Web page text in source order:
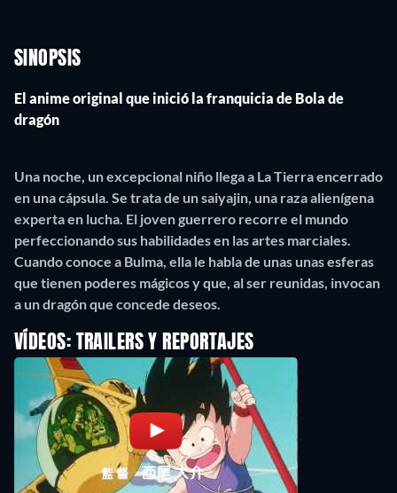
SINOPSIS
El anime original que inició la franquicia de Bola de
dragón
Una noche, un excepcional niño llega a La Tierra encerrado
en una cápsula. Se trata de un saiyajin, una raza alienígena
experta en lucha. El joven guerrero recorre el mundo
perfeccionando sus habilidades en las artes marciales.
Cuando conoce a Bulma, ella le habla de unas unasesferas
que tienen poderes mágicos y que, al ser reunidas, invocan
a un dragón que concede deseos.
VÍDEOS: TRAILERS Y REPORTAJES